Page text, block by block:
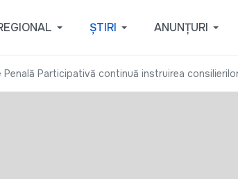
ȘTIRI ANUNȚURI
Participativă continuă instruirea